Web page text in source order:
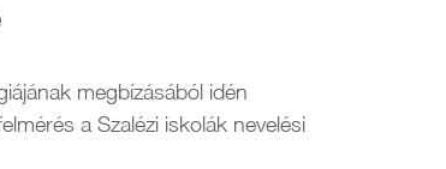
megbízásából idén
a Szalézi iskolák nevelési